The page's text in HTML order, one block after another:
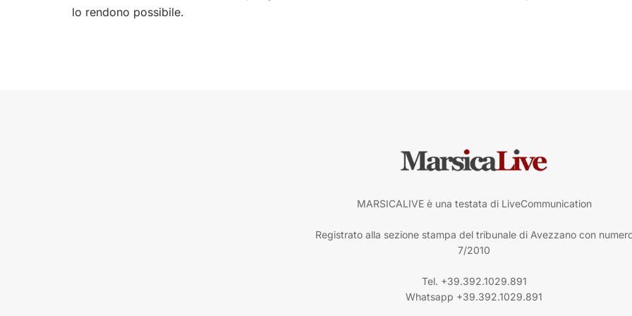
lo rendono possibile.
MARSICALIVE è una testata di LiveCommunication
Registrato alla sezione stampa del tribunale di Avezzano con
7/2010
Tel. +39.392.1029.891
Whatsapp +39.392.1029.891